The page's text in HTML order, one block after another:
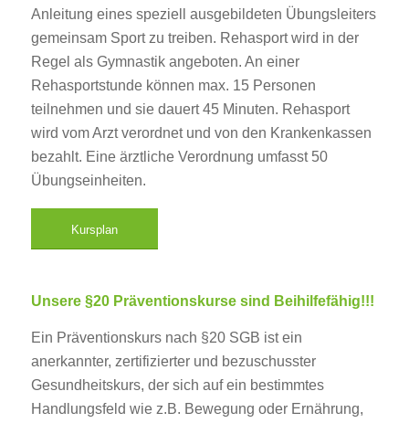
Anleitung eines speziell ausgebildeten Übungsleiters
gemeinsam Sport zu treiben. Rehasport wird in der
Regel als Gymnastik angeboten. An einer
Rehasportstunde können max. 15 Personen
teilnehmen und sie dauert 45 Minuten. Rehasport
wird vom Arzt verordnet und von den Krankenkassen
bezahlt. Eine ärztliche Verordnung umfasst 50
Übungseinheiten.
Kursplan
Unsere §20 Präventionskurse sind Beihilfefähig!!!
Ein Präventionskurs nach §20 SGB ist ein
anerkannter, zertifizierter und bezuschusster
Gesundheitskurs, der sich auf ein bestimmtes
Handlungsfeld wie z.B. Bewegung oder Ernährung,